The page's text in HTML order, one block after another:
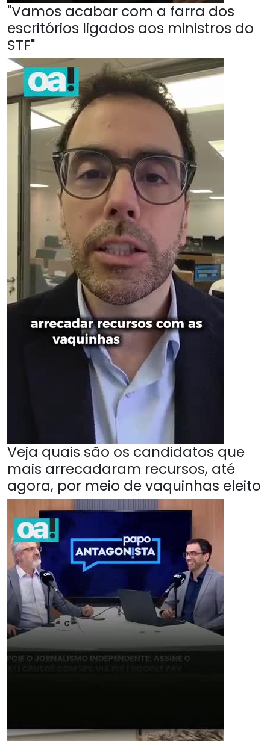
"Vamos acabar com a farra dos
escritórios ligados aos ministros do
STF"
Veja quais são os candidatos que
mais arrecadaram recursos, até
agora, por meio de vaquinhas eleito